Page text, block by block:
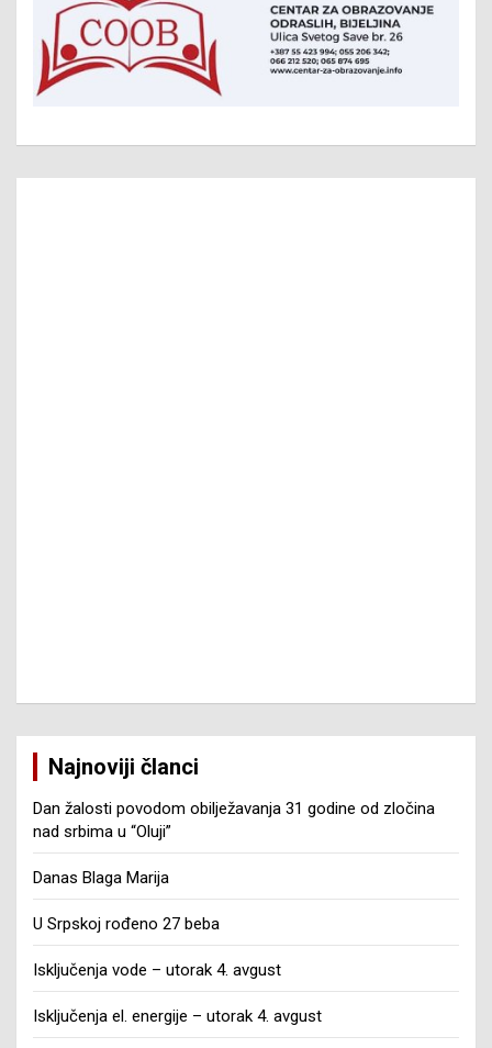
Najnoviji članci
Dan žalosti povodom obilježavanja 31 godine od zločina
nad srbima u “Oluji”
Danas Blaga Marija
U Srpskoj rođeno 27 beba
Isključenja vode – utorak 4. avgust
Isključenja el. energije – utorak 4. avgust